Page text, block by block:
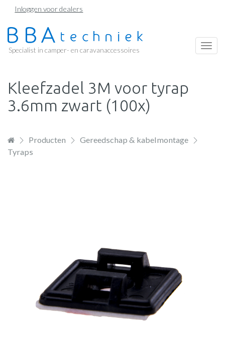
Overslaan
naar
de
Inloggen voor dealers
Specialist in camper- en caravanaccessoires
Kleefzadel 3M voor tyrap
3.6mm zwart (100x)
Producten
Gereedschap & kabelmontage
Tyraps